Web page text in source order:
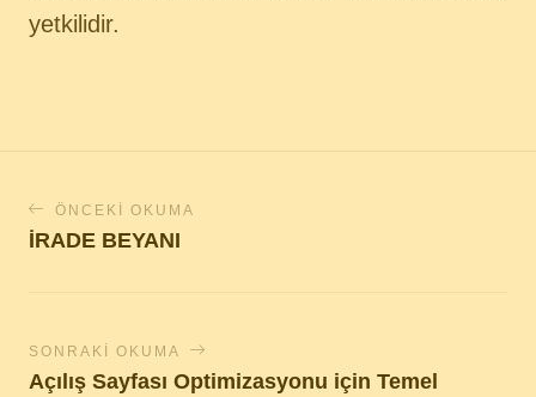
yetkilidir.
ÖNCEKI OKUMA
İRADE BEYANI
SONRAKI OKUMA
Açılış Sayfası Optimizasyonu için Temel